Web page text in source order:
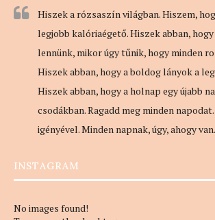
Hiszek a rózsaszín világban. Hiszem,
legjobb kalóriaégető. Hiszek abban,
lennünk, mikor úgy tűnik, hogy minden
Hiszek abban, hogy a boldog lányok a
Hiszek abban, hogy a holnap egy újabb
csodákban. Ragadd meg minden
igényével. Minden napnak, úgy, ahogy
INSTAGRAM
No images found!